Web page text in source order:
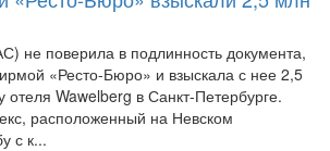
не поверила в подлинность документа,
«Ресто-Бюро» и взыскала с нее 2,5
отеля Wawelberg в Санкт-Петербурге.
расположенный на Невском
с к...